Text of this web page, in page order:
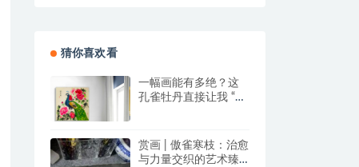
猜你喜欢看
一幅画能有多绝？这
孔雀牡丹直接让我 “哇
赏画 | 傲雀寒枝：治愈
与力量交织的艺术臻